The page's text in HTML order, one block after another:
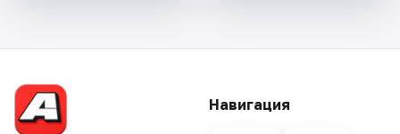
Навигация